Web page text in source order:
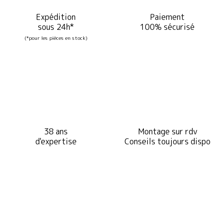
Expédition
sous 24h*
(*pour les pièces en stock)
Paiement
100% sécurisé
38 ans
d'expertise
Montage sur rdv
Conseils toujours dispo